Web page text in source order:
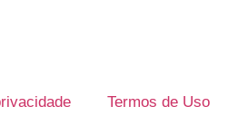
Termos de Uso